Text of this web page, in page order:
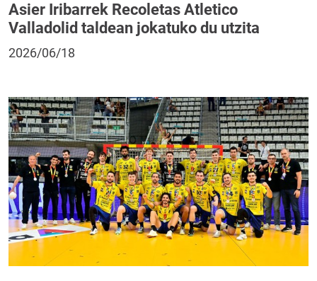
Asier Iribarrek Recoletas Atletico
Valladolid taldean jokatuko du utzita
2026/06/18